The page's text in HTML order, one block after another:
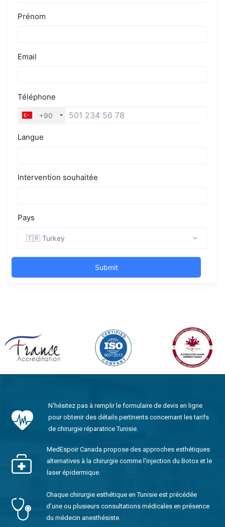
N’hésitez pas à remplir le formulaire de devis en ligne
pour obtenir des détails pertinents concernant les tarifs
de chirurgie réparatrice Tunisie.
MedEspoir Canada propose des approches esthétiques
alternatives à la chirurgie comme l’injection du Botox et le
laser épidermique.
Chaque chirurgie esthétique en Tunisie est précédée
d’une ou plusieurs consultations médicales en présence
du médecin anesthésiste.